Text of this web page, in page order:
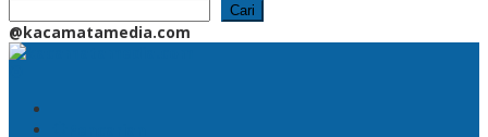
Cari
@kacamatamedia.com